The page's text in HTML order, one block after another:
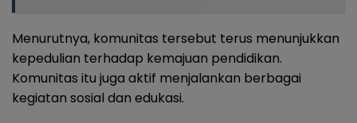
Menurutnya, komunitas tersebut terus menunjukkan
kepedulian terhadap kemajuan pendidikan.
Komunitas itu juga aktif menjalankan berbagai
kegiatan sosial dan edukasi.